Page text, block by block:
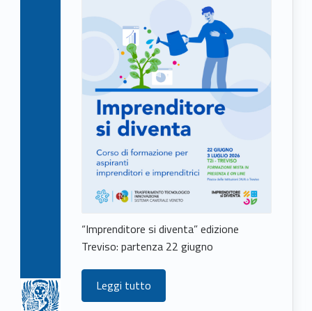
“Imprenditore si diventa” edizione
Treviso: partenza 22 giugno
Leggi tutto